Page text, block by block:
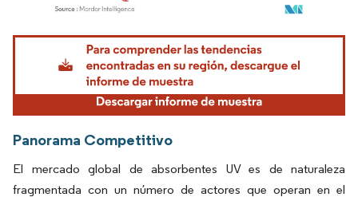
Imagen © Mordor Intelligence. El uso requiere atribución según CC BY 4.0.
Panorama Competitivo
El mercado global de absorbentes UV es de naturaleza
fragmentada con un número de actores que operan en el